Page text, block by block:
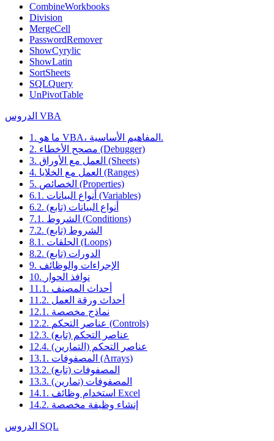
CombineWorkbooks
Division
MergeCell
PasswordRemover
ShowCyrylic
ShowLatin
SortSheets
SQLQuery
UnPivotTable
الدروس VBA
1. ما هو VBA، المفاهيم الأساسية.
2. مصحح الأخطاء (Debugger)
3. العمل مع الأوراق (Sheets)
4. العمل مع الخلايا (Ranges)
5. الخصائص (Properties)
6.1. أنواع البيانات (Variables)
6.2. أنواع البيانات (تابع)
7.1. الشروط (Conditions)
7.2. الشروط (تابع)
8.1. الحلقات (Loops)
8.2. الدورات (تابع)
9. الإجراءات والوظائف
10. نوافذ الحوار
11.1. أحداث المصنف
11.2. أحداث ورقة العمل
12.1. نماذج مخصصة
12.2. عناصر التحكم (Controls)
12.3. عناصر التحكم (تابع)
12.4. عناصر التحكم (التمارين)
13.1. المصفوفات (Arrays)
13.2. المصفوفات (تابع)
13.3. المصفوفات (تمارين)
14.1. استخدام وظائف Excel
14.2. إنشاء وظيفة مخصصة
الدروس SQL